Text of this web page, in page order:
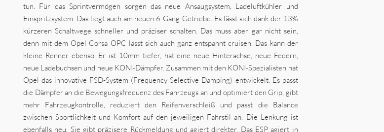
tun. Für das Sprintvermögen sorgen das neue Ansaugsystem, Ladeluftkühler und
Einspritzsystem. Das liegt auch am neuen 6-Gang-Getriebe. Es lässt sich dank der 13%
kürzeren Schaltwege schneller und präziser schalten. Das muss aber gar nicht sein,
denn mit dem Opel Corsa OPC lässt sich auch ganz entspannt cruisen. Das kann der
kleine Renner ebenso. Er ist 10mm tiefer, hat eine neue Hinterachse, neue Federn,
neue Ladebuchsen und neue KONI-Dämpfer. Zusammen mit den KONI-Spezialisten hat
Opel das innovative FSD-System (Frequency Selective Damping) entwickelt. Es passt
die Dämpfer an die Bewegungsfrequenz des Fahrzeugs an und optimiert den Grip, gibt
mehr Fahrzeugkontrolle, reduziert den Reifenverschleiß und passt die Balance
zwischen Sportlichkeit und Komfort auf den jeweiligen Fahrstil an. Die Lenkung ist
ebenfalls neu. Sie gibt präzisere Rückmeldung und agiert direkter. Das ESP agiert in